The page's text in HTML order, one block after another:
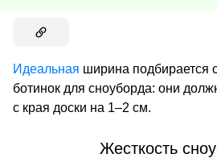
Идеальная ширина подбирается
ботинок для сноуборда: они
с края доски на 1–2 см.
Жесткость